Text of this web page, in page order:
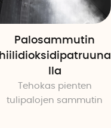
Palosammutin
hiilidioksidipatruuna
lla
Tehokas pienten
tulipalojen sammutin